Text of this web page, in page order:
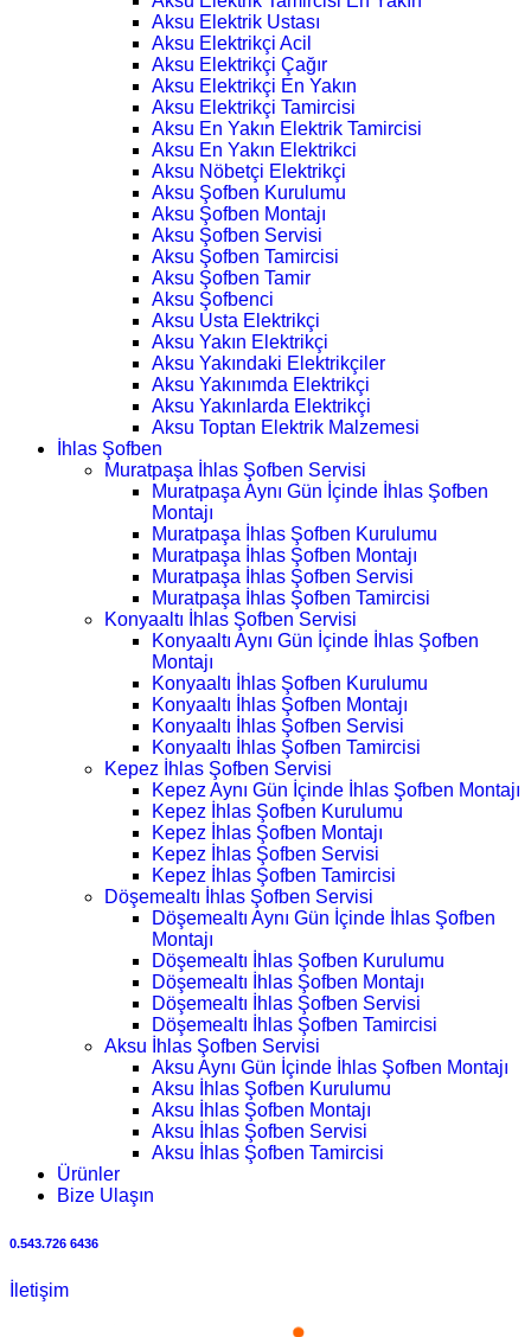
Aksu Elektrik Ustası
Aksu Elektrikçi Acil
Aksu Elektrikçi Çağır
Aksu Elektrikçi En Yakın
Aksu Elektrikçi Tamircisi
Aksu En Yakın Elektrik Tamircisi
Aksu En Yakın Elektrikci
Aksu Nöbetçi Elektrikçi
Aksu Şofben Kurulumu
Aksu Şofben Montajı
Aksu Şofben Servisi
Aksu Şofben Tamircisi
Aksu Şofben Tamir
Aksu Şofbenci
Aksu Usta Elektrikçi
Aksu Yakın Elektrikçi
Aksu Yakındaki Elektrikçiler
Aksu Yakınımda Elektrikçi
Aksu Yakınlarda Elektrikçi
Aksu Toptan Elektrik Malzemesi
İhlas Şofben
Muratpaşa İhlas Şofben Servisi
Muratpaşa Aynı Gün İçinde İhlas Şofben
Montajı
Muratpaşa İhlas Şofben Kurulumu
Muratpaşa İhlas Şofben Montajı
Muratpaşa İhlas Şofben Servisi
Muratpaşa İhlas Şofben Tamircisi
Konyaaltı İhlas Şofben Servisi
Konyaaltı Aynı Gün İçinde İhlas Şofben
Montajı
Konyaaltı İhlas Şofben Kurulumu
Konyaaltı İhlas Şofben Montajı
Konyaaltı İhlas Şofben Servisi
Konyaaltı İhlas Şofben Tamircisi
Kepez İhlas Şofben Servisi
Kepez Aynı Gün İçinde İhlas Şofben Montajı
Kepez İhlas Şofben Kurulumu
Kepez İhlas Şofben Montajı
Kepez İhlas Şofben Servisi
Kepez İhlas Şofben Tamircisi
Döşemealtı İhlas Şofben Servisi
Döşemealtı Aynı Gün İçinde İhlas Şofben
Montajı
Döşemealtı İhlas Şofben Kurulumu
Döşemealtı İhlas Şofben Montajı
Döşemealtı İhlas Şofben Servisi
Döşemealtı İhlas Şofben Tamircisi
Aksu İhlas Şofben Servisi
Aksu Aynı Gün İçinde İhlas Şofben Montajı
Aksu İhlas Şofben Kurulumu
Aksu İhlas Şofben Montajı
Aksu İhlas Şofben Servisi
Aksu İhlas Şofben Tamircisi
Ürünler
Bize Ulaşın
0.543.726 6436
İletişim